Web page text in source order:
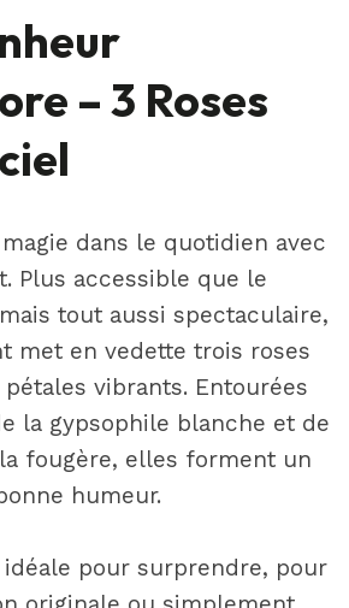
– 3 Roses
dans le quotidien avec
Plus accessible que le
tout aussi spectaculaire,
met en vedette trois roses
vibrants. Entourées
la gypsophile blanche et de
fougère, elles forment un
humeur.
idéale pour surprendre, pour